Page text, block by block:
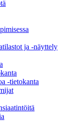
ja -näyttely
-tietokanta